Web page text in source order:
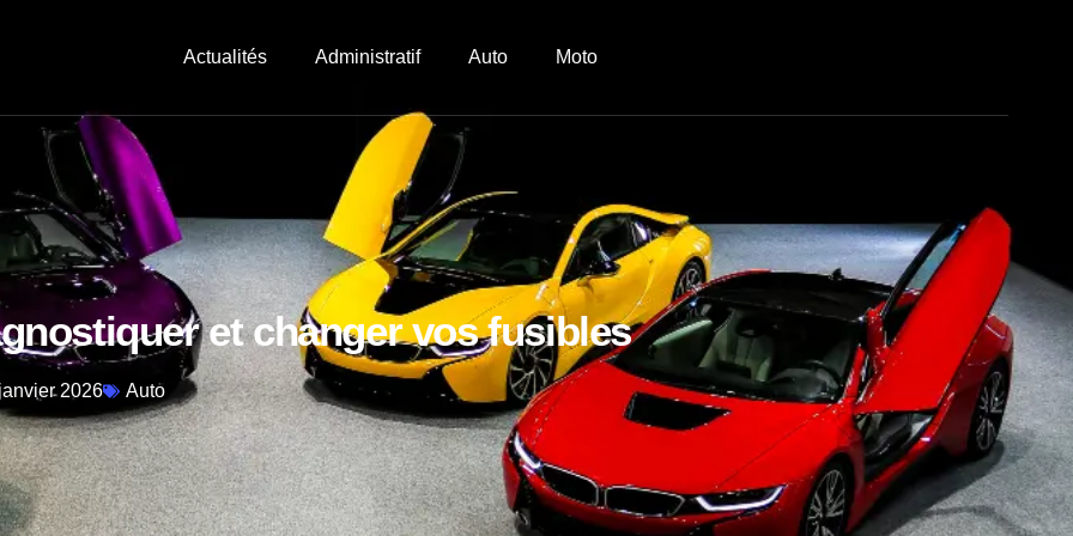
Actualités Administratif Auto Moto
et changer vos fusibles
2026 Auto